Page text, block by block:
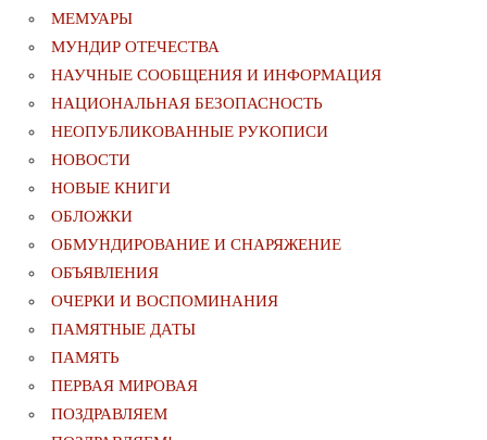
МЕМУАРЫ
МУНДИР ОТЕЧЕСТВА
НАУЧНЫЕ СООБЩЕНИЯ И ИНФОРМАЦИЯ
НАЦИОНАЛЬНАЯ БЕЗОПАСНОСТЬ
НЕОПУБЛИКОВАННЫЕ РУКОПИСИ
НОВОСТИ
НОВЫЕ КНИГИ
ОБЛОЖКИ
ОБМУНДИРОВАНИЕ И СНАРЯЖЕНИЕ
ОБЪЯВЛЕНИЯ
ОЧЕРКИ И ВОСПОМИНАНИЯ
ПАМЯТНЫЕ ДАТЫ
ПАМЯТЬ
ПЕРВАЯ МИРОВАЯ
ПОЗДРАВЛЯЕМ